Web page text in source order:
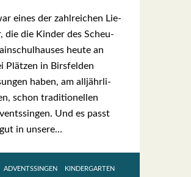
eines der zahl­rei­chen Lie­
die die Kin­der des Scheu­
heu­te an
Plät­zen in Birs­fel­den
haben, am all­jähr­li­
schon tra­di­tio­nel­len
Und es passt
in unse­re…
ADVENTSSINGEN KINDERGARTEN